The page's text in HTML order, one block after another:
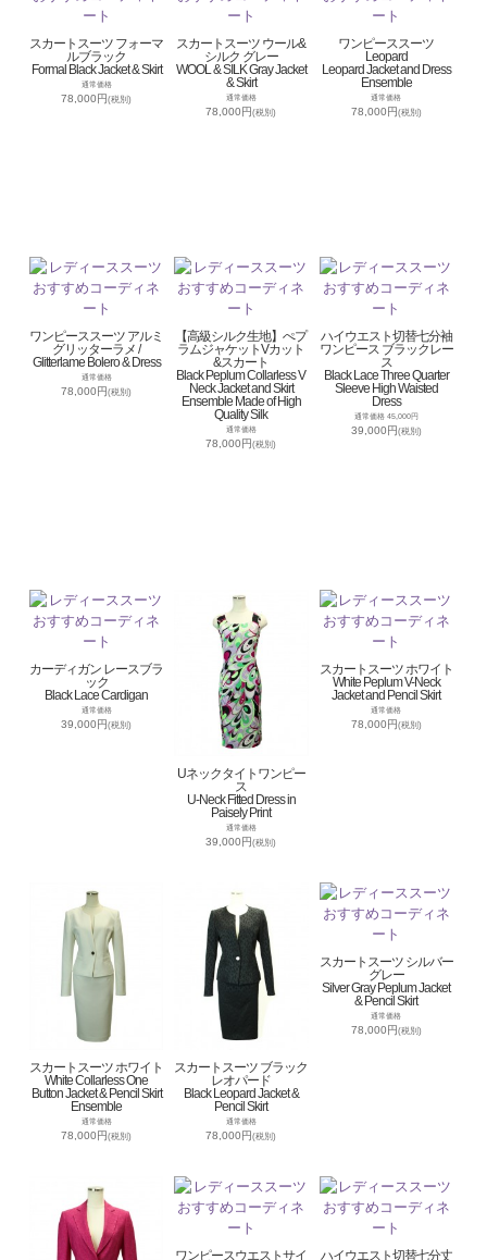
スカートスーツ フォーマ
ルブラック
Formal Black Jacket & Skirt
通常価格
78,000円(税別)
スカートスーツ ウール&
シルク グレー
WOOL & SILK Gray Jacket
& Skirt
通常価格
78,000円(税別)
ワンピーススーツ
Leopard
Leopard Jacket and Dress
Ensemble
通常価格
78,000円(税別)
ワンピーススーツ アルミ
グリッターラメ /
Glitterlame Bolero & Dress
通常価格
78,000円(税別)
【高級シルク生地】ぺプ
ラムジャケットVカット
&スカート
Black Peplum Collarless V
Neck Jacket and Skirt
Ensemble Made of High
Quality Silk
通常価格
78,000円(税別)
ハイウエスト切替七分袖
ワンピース ブラックレー
ス
Black Lace Three Quarter
Sleeve High Waisted
Dress
通常価格 45,000円
39,000円(税別)
カーディガン レースブラ
ック
Black Lace Cardigan
通常価格
39,000円(税別)
Uネックタイトワンピー
ス
U-Neck Fitted Dress in
Paisely Print
通常価格
39,000円(税別)
スカートスーツ ホワイト
White Peplum V-Neck
Jacket and Pencil Skirt
通常価格
78,000円(税別)
スカートスーツ ホワイト
White Collarless One
Button Jacket & Pencil Skirt
Ensemble
通常価格
78,000円(税別)
スカートスーツ ブラック
レオパード
Black Leopard Jacket &
Pencil Skirt
通常価格
78,000円(税別)
スカートスーツ シルバー
グレー
Silver Gray Peplum Jacket
& Pencil Skirt
通常価格
78,000円(税別)
ワンピースウエストサイ ハイウエスト切替七分丈